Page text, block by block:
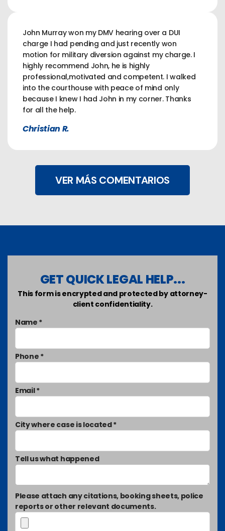
John Murray won my DMV hearing over a DUI
charge I had pending and just recently won
motion for military diversion against my charge. I
highly recommend John, he is highly
professional,motivated and competent. I walked
into the courthouse with peace of mind only
because I knew I had John in my corner. Thanks
for all the help.
Christian R.
VER MÁS COMENTARIOS
GET QUICK LEGAL HELP...
This form is encrypted and protected by attorney-
client confidentiality.
Name *
Phone *
Email *
City where case is located *
Tell us what happened
Please attach any citations, booking sheets, police
reports or other relevant documents.